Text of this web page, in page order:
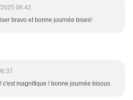
06:42
bravo et bonne journée bises!
c'est magnifique ! bonne journée bisous